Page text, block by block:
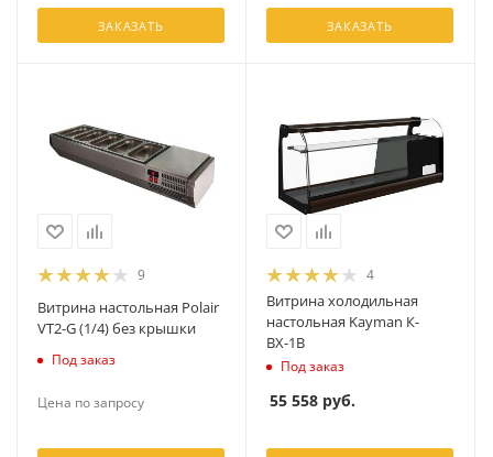
ЗАКАЗАТЬ ЗАКАЗАТЬ
9
Витрина настольная Polair
VT2-G (1/4) без крышки
Под заказ
Цена по запросу
4
Витрина холодильная
настольная Kayman К-
ВХ-1В
Под заказ
55 558 руб.